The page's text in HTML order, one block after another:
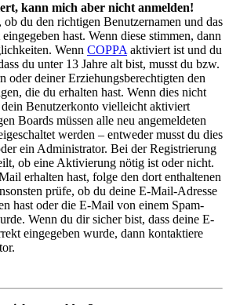
kann mich aber nicht anmelden!
ob du den richtigen Benutzernamen und das
hast. Wenn diese stimmen, dann
Wenn COPPA aktiviert ist und du
du unter 13 Jahre alt bist, musst du bzw.
oder deiner Erziehungsberechtigten den
die du erhalten hast. Wenn dies nicht
Benutzerkonto vielleicht aktiviert
Boards müssen alle neu angemeldeten
werden – entweder musst du dies
ein Administrator. Bei der Registrierung
ob eine Aktivierung nötig ist oder nicht.
erhalten hast, folge den dort enthaltenen
prüfe, ob du deine E-Mail-Adresse
hast oder die E-Mail von einem Spam-
Wenn du dir sicher bist, dass deine E-
eingegeben wurde, dann kontaktiere